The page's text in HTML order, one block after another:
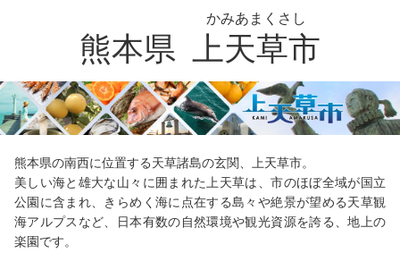
熊本県 上天草市
かみあまくさし
熊本県の南西に位置する天草諸島の玄関、上天草市。
美しい海と雄大な山々に囲まれた上天草は、市のほぼ全域が国立
公園に含まれ、きらめく海に点在する島々や絶景が望める天草観
海アルプスなど、日本有数の自然環境や観光資源を誇る、地上の
楽園です。